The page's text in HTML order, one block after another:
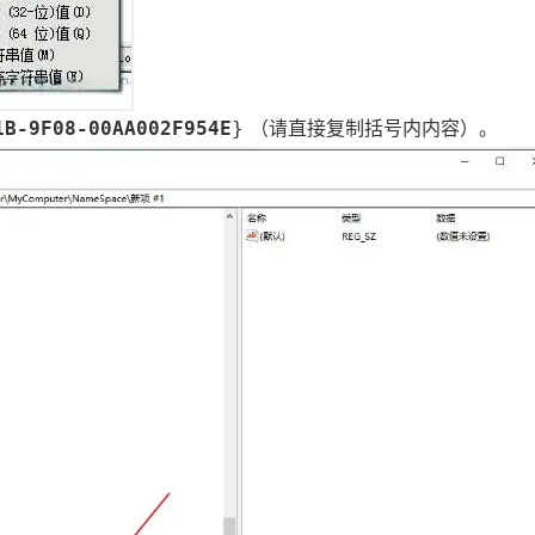
9F08-00AA002F954E} （请直接复制括号内内容）。